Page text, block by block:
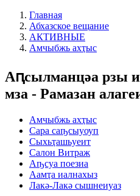
Главная
Абхазское вещание
АКТИВНЫЕ
Амчыбжь ахҭыс
Аԥсылманцәа рзы
мза - Рамазан
Амчыбжь ахҭыс
Сара саҧсыуоуп
Сыхьҭашьуеит
Салон Витраж
Аҧсуа поезиа
Аамҭа иалнахыз
Лакә-Лакә сышнеиуаз